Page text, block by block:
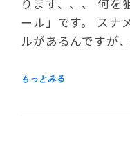
ります、、、 何を
ール」です。 スナ
ルがあるんですが